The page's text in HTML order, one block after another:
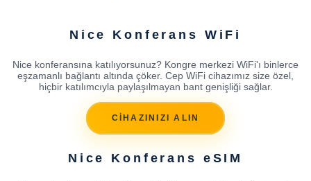
Nice Konferans WiFi
Nice konferansına katılıyorsunuz? Kongre merkezi WiFi'ı binlerce
eşzamanlı bağlantı altında çöker. Cep WiFi cihazımız size özel,
hiçbir katılımcıyla paylaşılmayan bant genişliği sağlar.
CİHAZINIZI ALIN
Nice Konferans eSIM